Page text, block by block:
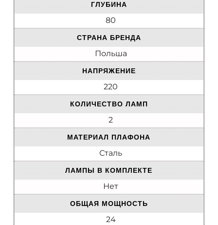
ГЛУБИНА
80
СТРАНА БРЕНДА
Польша
НАПРЯЖЕНИЕ
220
КОЛИЧЕСТВО ЛАМП
2
МАТЕРИАЛ ПЛАФОНА
Сталь
ЛАМПЫ В КОМПЛЕКТЕ
Нет
ОБЩАЯ МОЩНОСТЬ
24